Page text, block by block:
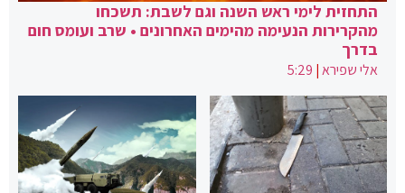
התחזית לימי ראש השנה וגם לשבת: תשכחו
מהקרירות הנעימה מהימים האחרונים • שרב ועומס חום
בדרך
אלי שפירא|
5:29